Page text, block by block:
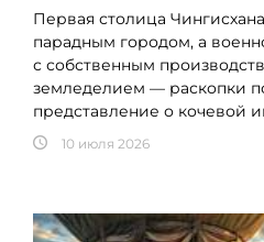
Первая столица
парадным городом, а
с собственным
земледелием — раскопки
представление о кочевой
10 июля 2026